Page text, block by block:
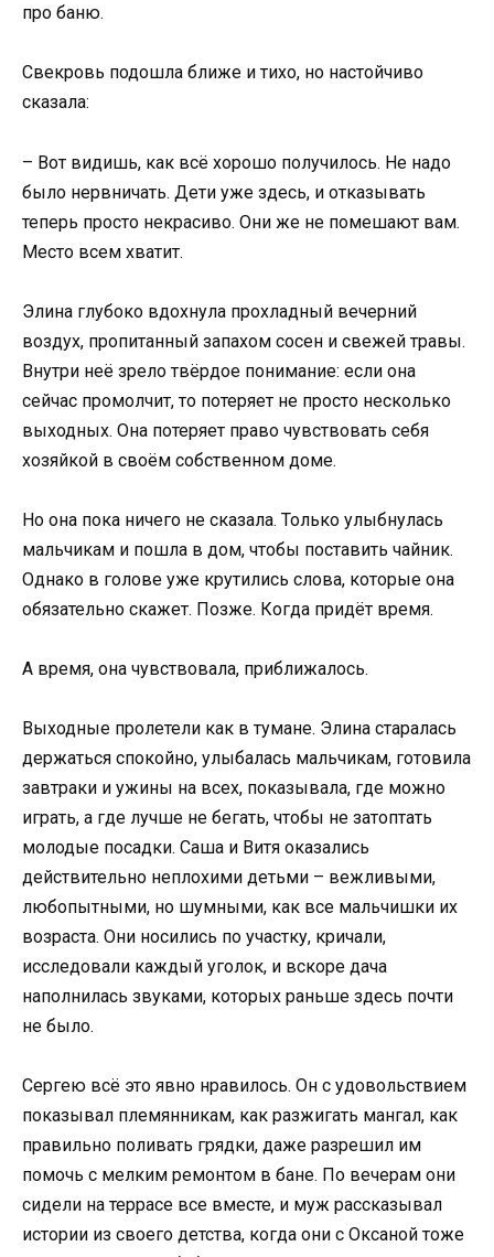
про баню.
Свекровь подошла ближе и тихо, но настойчиво
сказала:
– Вот видишь, как всё хорошо получилось. Не надо
было нервничать. Дети уже здесь, и отказывать
теперь просто некрасиво. Они же не помешают вам.
Место всем хватит.
Элина глубоко вдохнула прохладный вечерний
воздух, пропитанный запахом сосен и свежей травы.
Внутри неё зрело твёрдое понимание: если она
сейчас промолчит, то потеряет не просто несколько
выходных. Она потеряет право чувствовать себя
хозяйкой в своём собственном доме.
Но она пока ничего не сказала. Только улыбнулась
мальчикам и пошла в дом, чтобы поставить чайник.
Однако в голове уже крутились слова, которые она
обязательно скажет. Позже. Когда придёт время.
А время, она чувствовала, приближалось.
Выходные пролетели как в тумане. Элина старалась
держаться спокойно, улыбалась мальчикам, готовила
завтраки и ужины на всех, показывала, где можно
играть, а где лучше не бегать, чтобы не затоптать
молодые посадки. Саша и Витя оказались
действительно неплохими детьми – вежливыми,
любопытными, но шумными, как все мальчишки их
возраста. Они носились по участку, кричали,
исследовали каждый уголок, и вскоре дача
наполнилась звуками, которых раньше здесь почти
не было.
Сергею всё это явно нравилось. Он с удовольствием
показывал племянникам, как разжигать мангал, как
правильно поливать грядки, даже разрешил им
помочь с мелким ремонтом в бане. По вечерам они
сидели на террасе все вместе, и муж рассказывал
истории из своего детства, когда они с Оксаной тоже